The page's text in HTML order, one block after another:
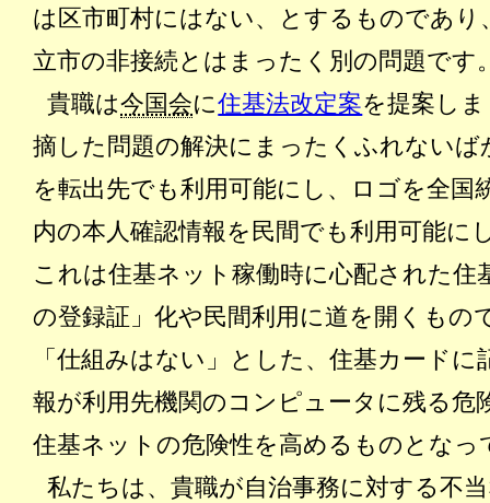
は区市町村にはない、とするものであり
立市の非接続とはまったく別の問題です
貴職は今国会に住基法改定案を提案し
摘した問題の解決にまったくふれないば
を転出先でも利用可能にし、ロゴを全国
内の本人確認情報を民間でも利用可能に
これは住基ネット稼働時に心配された住
の登録証」化や民間利用に道を開くもの
「仕組みはない」とした、住基カード
報が利用先機関のコンピュータに残る危
住基ネットの危険性を高めるものとなっ
私たちは、貴職が自治事務に対する不